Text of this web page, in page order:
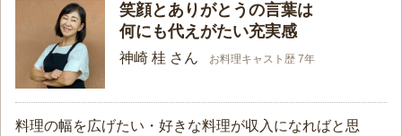
笑顔とありがとうの言葉は
何にも代えがたい充実感
神崎 桂 さん お料理キャスト歴 7年
料理の幅を広げたい・好きな料理が収入になればと思